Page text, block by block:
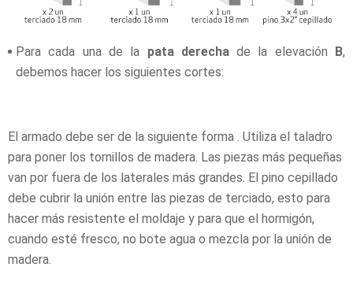
Para cada una de la pata derechade la elevación B,
debemos hacer los siguientes cortes:
El armado debe ser de la siguiente forma . Utiliza el taladro
para poner los tornillos de madera. Las piezas más pequeñas
van por fuera de los laterales más grandes. El pino cepillado
debe cubrir la unión entre las piezas de terciado, esto para
hacer más resistente el moldaje y para que el hormigón,
cuando esté fresco, no bote agua o mezcla por la unión de
madera.